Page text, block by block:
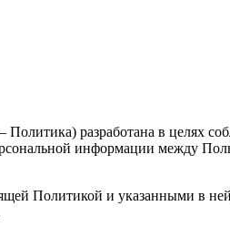
разработана в целях
информации между
Политикой и указанными в